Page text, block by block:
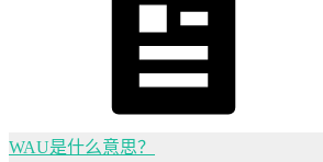
WAU是什么意思？